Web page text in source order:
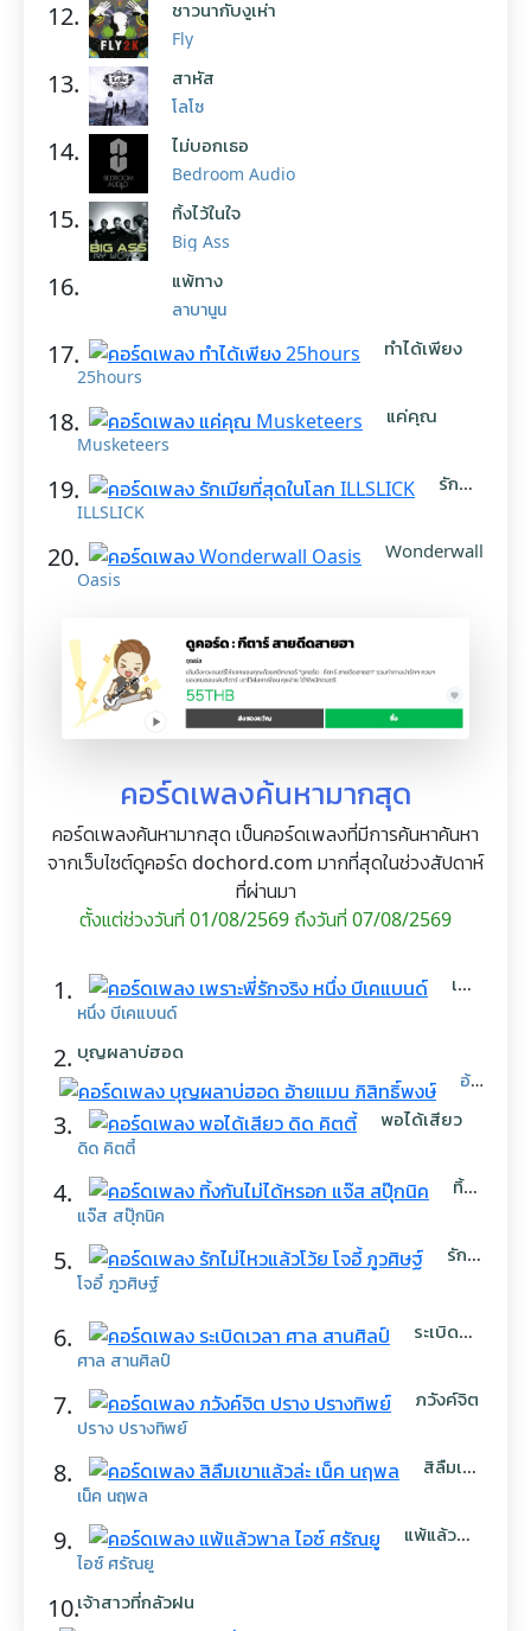
12. ชาวนากับงูเห่า
Fly
13. สาหัส
โลโซ
14. ไม่บอกเธอ
Bedroom Audio
15. ทิ้งไว้ในใจ
Big Ass
16. แพ้ทาง
ลาบานูน
17. ทำได้เพียง
25hours
18. แค่คุณ
Musketeers
19.
รัก
ในโลก
ILLSLICK
20. Wonderwall
Oasis
คอร์ดเพลงค้นหามากสุด
คอร์ดเพลงค้นหามากสุด เป็นคอร์ดเพลงที่มีการค้นหาค้นหา
จากเว็บไซต์ดูคอร์ด dochord.com มากที่สุดในช่วงสัปดาห์
ที่ผ่านมา
ตั้งแต่ช่วงวันที่ 01/08/2569 ถึงวันที่ 07/08/2569
1.
เพราะ
หนึ่ง บีเคแบนด์
2. บุญผลาบ่ฮอด
อ้าย
ภิสิ
3. พอได้เสียว
ดิด คิตตี้
4.
ทิ้ง
ได้
แจ๊ส สปุ๊กนิค
5.
รัก
โว้ย
โจอี้ ภูวศิษฐ์
6.
ระเบิด
ศาล สานศิลป์
7. ภวังค์จิต
ปราง ปรางทิพย์
8.
สิลืมเขา
เน็ค นฤพล
9.
แพ้แล้ว
ไอซ์ ศรัณยู
10.เจ้าสาวที่กลัวฝน